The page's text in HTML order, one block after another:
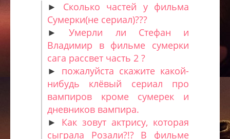
► Сколько частей у фильма
Сумерки(не сериал)???
►Умерли ли Стефан и
Владимир в фильме сумерки
сага рассвет часть 2 ?
► пожалуйста скажите какой-
нибудь клёвый сериал про
вампиров кроме сумерек и
дневников вампира.
► Как зовут актрису, которая
сыграла Розали?!? В фильме